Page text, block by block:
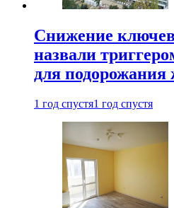
Снижение
назвали
для подорожания
1 год спустя1 год спустя